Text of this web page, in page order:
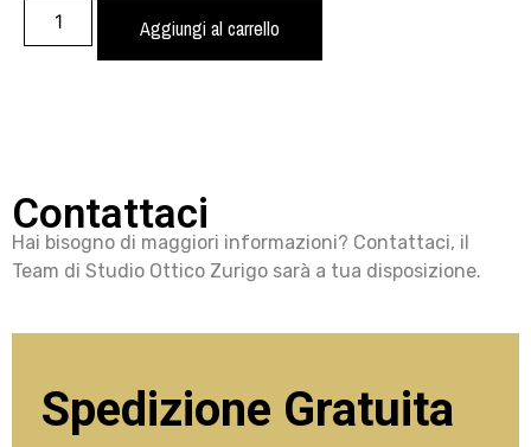
Aggiungi al carrello
Contattaci
Hai bisogno di maggiori informazioni? Contattaci, il
Team di Studio Ottico Zurigo sarà a tua disposizione.
Spedizione Gratuita